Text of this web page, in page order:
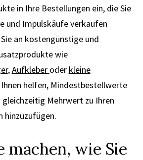
in Ihre Bestellungen ein, die Sie
und Impulskäufe verkaufen
an kostengünstige und
wie
,Aufkleber oder kleine
Ihnen helfen, Mindestbestellwerte
gleichzeitig Mehrwert zu Ihren
hinzuzufügen.
machen, wie Sie